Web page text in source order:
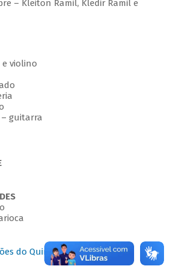
– Kleiton Ramil, Kledir Ramil e
e violino
– guitarra
do Quintas no BNDES